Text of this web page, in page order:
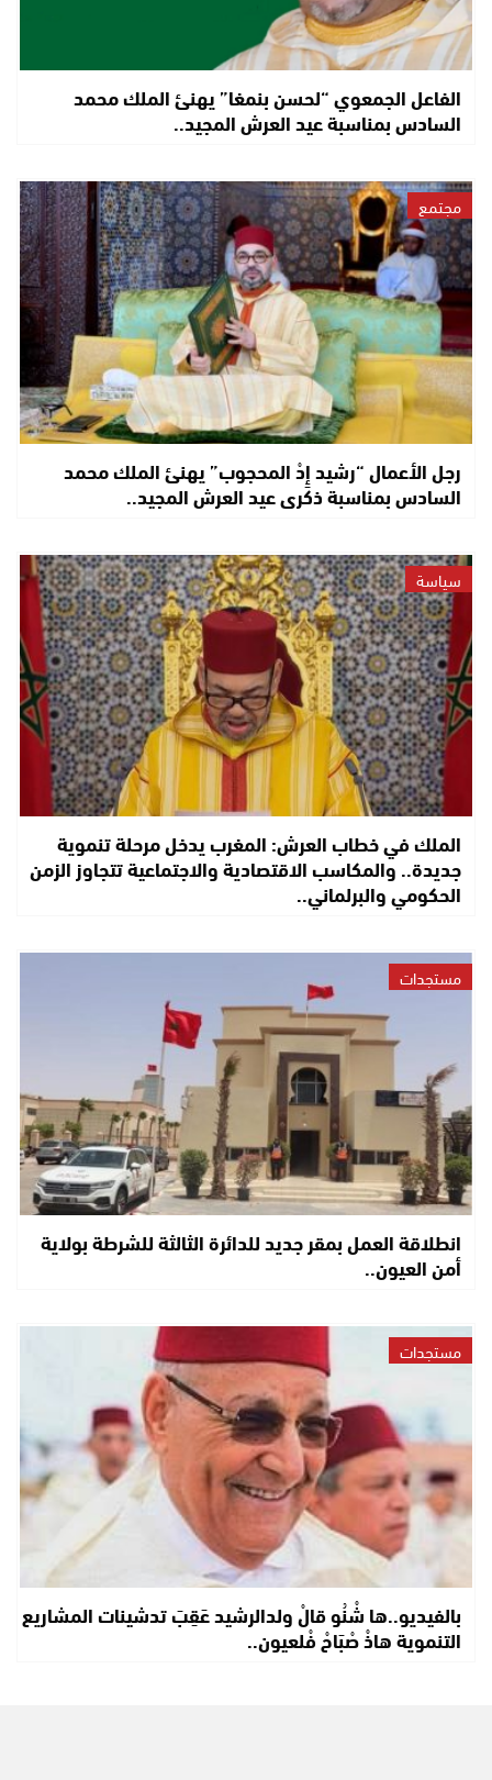
الفاعل الجمعوي “لحسن بنمغا” يهنئ الملك محمد
السادس بمناسبة عيد العرش المجيد..
مجتمع
رجل الأعمال “رشيد إِدْ المحجوب” يهنئ الملك محمد
السادس بمناسبة ذكرى عيد العرش المجيد..
سياسة
الملك في خطاب العرش: المغرب يدخل مرحلة تنموية
جديدة.. والمكاسب الاقتصادية والاجتماعية تتجاوز الزمن
الحكومي والبرلماني..
مستجدات
انطلاقة العمل بمقر جديد للدائرة الثالثة للشرطة بولاية
أمن العيون..
مستجدات
بالفيديو..ها شْنُو قالْ ولدالرشيد عَقِبَ تدشينات المشاريع
التنموية هاذْ صْبَاحْ فْلعيون..